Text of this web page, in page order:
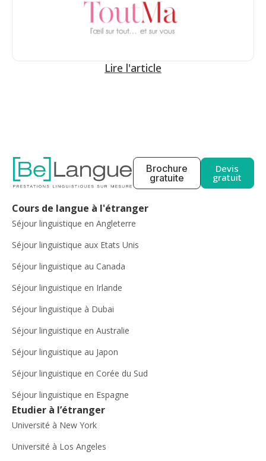
Lire l'article
Brochure
gratuite
Devis
gratuit
Cours de langue à l'étranger
Séjour linguistique en Angleterre
Séjour linguistique aux Etats Unis
Séjour linguistique au Canada
Séjour linguistique en Irlande
Séjour linguistique à Dubai
Séjour linguistique en Australie
Séjour linguistique au Japon
Séjour linguistique en Corée du Sud
Séjour linguistique en Espagne
Etudier à l’étranger
Université à New York
Université à Los Angeles